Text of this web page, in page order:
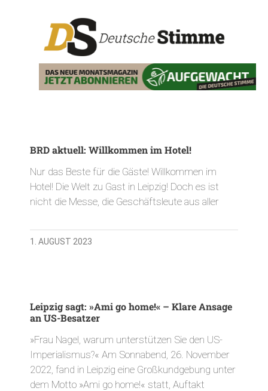
BRD aktuell: Willkommen im Hotel!
Nur das Beste für die Gäste! Willkommen im
Hotel! Die Welt zu Gast in Leipzig! Doch es ist
nicht die Messe, die Geschäftsleute aus aller
1. AUGUST 2023
Leipzig sagt: »Ami go home!« – Klare Ansage
an US-Besatzer
»Frau Nagel, warum unterstützen Sie den US-
Imperialismus?« Am Sonnabend, 26. November
2022, fand in Leipzig eine Großkundgebung unter
dem Motto »Ami go home!« statt, Auftakt